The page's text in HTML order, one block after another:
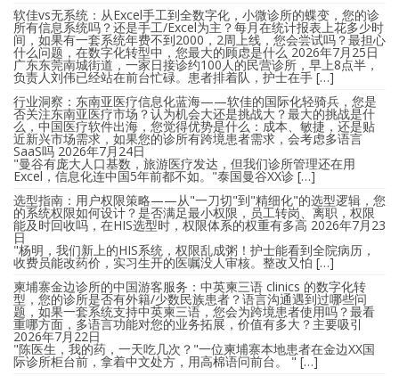
软佳vs无系统：从Excel手工到全数字化，小微诊所的蝶变，您的诊
所有信息系统吗？还是手工/Excel为主？每月在统计报表上花多少时
间，如果有一套系统年费不到2000，2周上线，您会尝试吗？最担心
什么问题，在数字化转型中，您最大的顾虑是什么 2026年7月25日
广东东莞南城街道，一家日接诊约100人的民营诊所，早上8点半，
负责人刘伟已经站在前台忙碌。患者排着队，护士在手 […]
行业洞察：东南亚医疗信息化蓝海——软佳的国际化轻骑兵，您是
否关注东南亚医疗市场？认为机会大还是挑战大？最大的挑战是什
么，中国医疗软件出海，您觉得优势是什么：成本、敏捷，还是贴
近新兴市场需求，如果您的诊所有跨境患者需求，会考虑多语言
SaaS吗 2026年7月24日
"曼谷有庞大人口基数，旅游医疗发达，但我们诊所管理还在用
Excel，信息化连中国5年前都不如。"泰国曼谷XX诊 […]
选型指南：用户权限策略——从"一刀切"到"精细化"的选型逻辑，您
的系统权限如何设计？是否满足最小权限，员工转岗、离职，权限
能及时回收吗，在HIS选型时，权限体系的权重有多高 2026年7月23
日
"杨明，我们新上的HIS系统，权限乱成粥！护士能看到全院病历，
收费员能改药价，实习生开的医嘱没人审核。整改又怕 […]
柬埔寨金边诊所的中国游客服务：中英柬三语 clinics 的数字化转
型，您的诊所是否有外籍/少数民族患者？语言沟通遇到过哪些问
题，如果一套系统支持中英柬三语，您会为跨境患者使用吗？最看
重哪方面，多语言功能对您的业务拓展，价值有多大？主要吸引
2026年7月22日
"陈医生，我的药，一天吃几次？"一位柬埔寨本地患者在金边XX国
际诊所柜台前，拿着中文处方，用高棉语问前台。 " […]